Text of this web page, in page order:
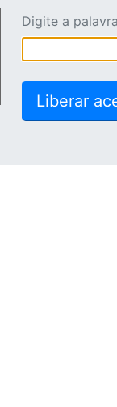
Digite a